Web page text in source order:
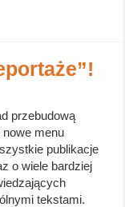
przebudową
nowe menu
publikacje
o wiele bardziej
tekstami.